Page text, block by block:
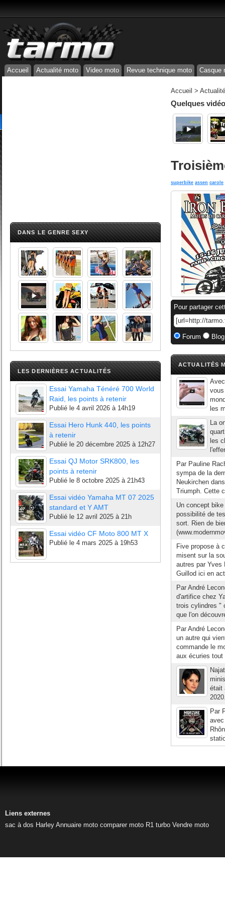
Accueil Actualité moto Video moto Revue technique moto Casque
DANS LE GENRE SEXY
LES DERNIÈRES ACTUALITÉS
Essai Yamaha Ténéré 700 World
Raid, les points à retenir
Publié le 4 avril 2026 à 14h19
Essai Hero Hunk 440, les points
à retenir
Publié le 20 décembre 2025 à 12h27
Essai QJ Motor SRK800, les
points à retenir
Publié le 8 octobre 2025 à 21h43
Essai vidéo Yamaha MT 07 2025
standard et Y AMT
Publié le 12 avril 2025 à 21h
Essai vidéo CF Moto 800 MT X
Publié le 4 mars 2025 à 19h53
Accueil >
Quelques
superbike assen carole
Pour partager
Forum
ACTUALITÉS
les
La
les
Par Pauline
sympa de la
Neukirchen
Triumph. Cette
Un concept
possibilité de
sort. Rien de
Five propose à
misent sur la
autres par Yves
Guillod ici en
Par André
d'artifice chez
trois cylindres "
que l'on
Par André
un autre qui
commande le
aux écuries
était
Par
Liens externes
sac à dos Harley Annuaire moto comparer moto R1 turbo Vendre moto